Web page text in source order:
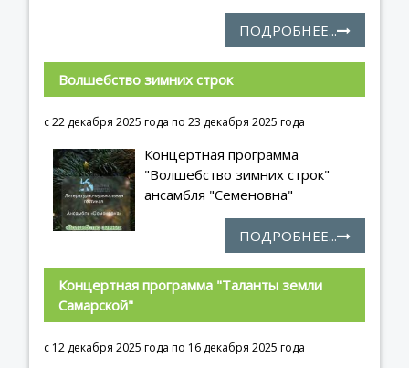
ПОДРОБНЕЕ...
Волшебство зимних строк
с 22 декабря 2025 года по 23 декабря 2025 года
Концертная программа
"Волшебство зимних строк"
ансамбля "Семеновна"
ПОДРОБНЕЕ...
Концертная программа "Таланты земли
Самарской"
с 12 декабря 2025 года по 16 декабря 2025 года